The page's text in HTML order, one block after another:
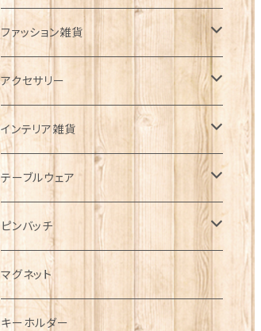
ファッション雑貨
タータンネクタイ
帽子
キャップ
ハンチング帽
キャスケット
ディアストーカー
Tシャツ
マフラー
タータン【Bronte by Moon】
タータン【Glencroft】
サッシュ
スカーフ
アクセサリー
ORTAK
ブローチ
ペンダント
チャーム
その他のアクセサリー
インテリア雑貨
インテリア置物
ラブスプーン
ラブスプーン【SION LLEWELLYN】
ラブスプーン【PAUL CURTIS】
ファブリック
テーブルウェア
ティータオル
ペーパーナプキン
ティーコジー
ピンバッチ
ジェネラルデザイン
乗り物
ミリタリー
マグネット
キーホルダー